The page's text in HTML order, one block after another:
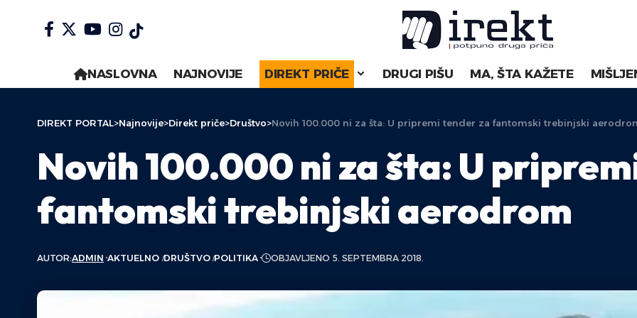
NASLOVNA NAJNOVIJE DIREKT PRIČE DRUGI PIŠU MA, ŠTA KAŽETE
DIREKT PORTAL>Najnovije>Direkt priče>Društvo>Novih 100.000 ni za šta: U pripremi tender za fantomski trebinjski
Novih 100.000 ni za šta: U
fantomski trebinjski aerodrom
AUTOR:ADMIN AKTUELNO DRUŠTVO POLITIKA OBJAVLJENO 5. SEPTEMBRA 2018.